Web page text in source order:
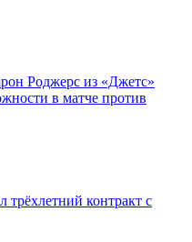
Роджерс из «Джетс»
в матче против
контракт с